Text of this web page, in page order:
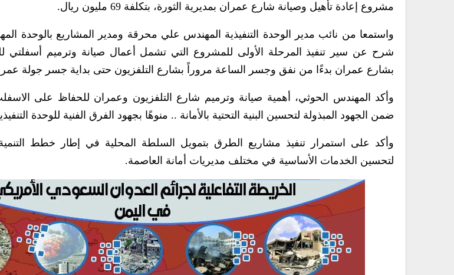
مشروع إعادة تأهيل وصيانة شارع عمران بمديرية الثورة، بتكلفة 69 مليون ريال.
واستمعا من نائب مدير الوحدة التنفيذية المهندس علي محرقة ومدير المشاريع بالوحدة
شرح عن سير تنفيذ المرحلة الأولى للمشروع التي تشمل أعمال صيانة وترميم أسفلتي
بشارع عمران بدءًا من نفق وجسر الساعة مروراً بشارع التلفزيون حتى بداية جسر جولة
وأكد المهندس الحوثي، أهمية صيانة وترميم شارع التلفزيون وعمران للحفاظ على
ضمن الجهود المبذولة لتحسين البنية التحتية بالأمانة .. منوهًا بجهود الفرق الفنية للوحدة
وأكد على استمرار تنفيذ مشاريع الطرق بتمويل السلطة المحلية في إطار خطط
لتحسين الخدمات الأساسية في مختلف مديريات أمانة العاصمة.